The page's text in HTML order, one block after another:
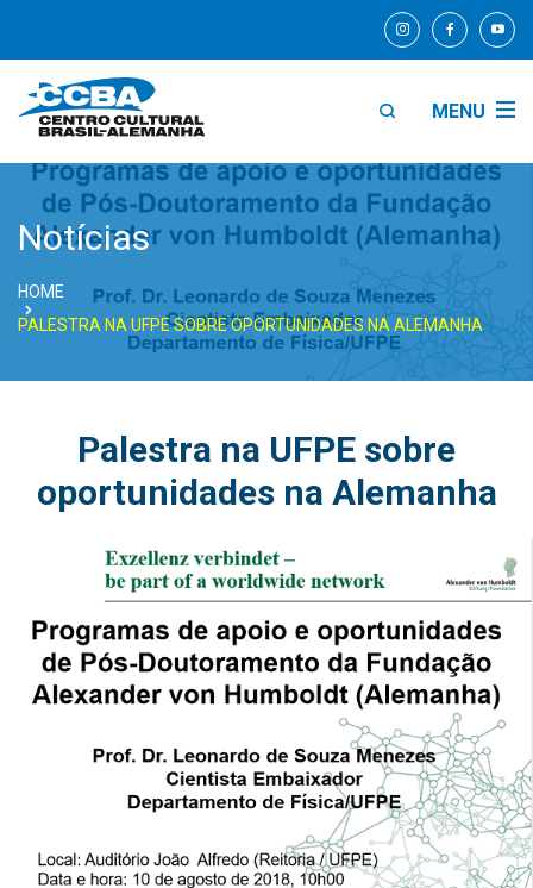
MENU
Notícias
HOME
PALESTRA NA UFPE SOBRE OPORTUNIDADES NA ALEMANHA
Palestra na UFPE sobre
oportunidades na Alemanha